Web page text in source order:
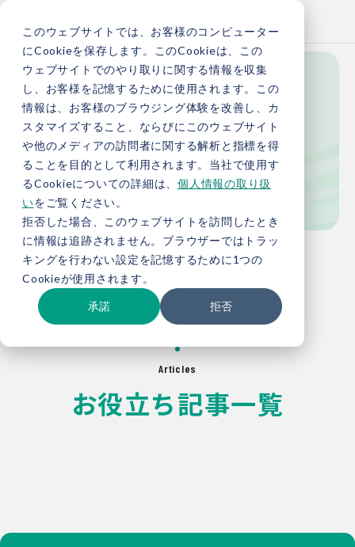
このウェブサイトでは、お客様のコンピューター
にCookieを保存します。このCookieは、この
ウェブサイトでのやり取りに関する情報を収集
し、お客様を記憶するために使用されます。この
情報は、お客様のブラウジング体験を改善し、カ
スタマイズすること、ならびにこのウェブサイト
や他のメディアの訪問者に関する解析と指標を得
ることを目的として利用されます。当社で使用す
るCookieについての詳細は、 個人情報の取り扱
いをご覧ください。
拒否した場合、このウェブサイトを訪問したとき
に情報は追跡されません。ブラウザーではトラッ
キングを行わない設定を記憶するために1つの
Cookieが使用されます。
承諾 拒否
Knowledge
お役立ち情報
TOP お役立ち情報
Articles
お役立ち記事一覧